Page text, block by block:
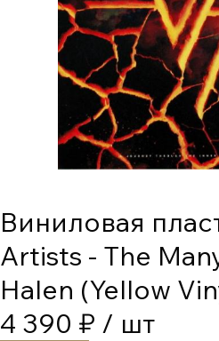
Виниловая
Artists - The
Halen (Yellow
4 390 ₽ / шт